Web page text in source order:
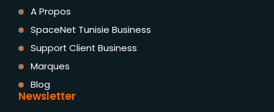
A Propos
SpaceNet Tunisie Business
Support Client Business
Marques
Blog
Newsletter